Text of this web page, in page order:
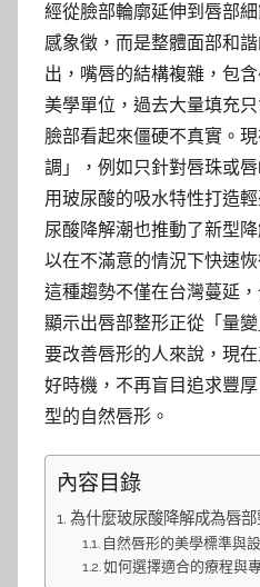
經從臉部輪廓延伸到唇部
感象徵，而是整體面部和
出，嘴唇的結構複雜，包
美學單位，過去大量填充
臉部看起來僵硬不真實。
調」，例如只針對唇珠或
用玻尿酸的吸水特性打造
尿酸降解潮也推動了新型
以在不滿意的情況下快速
這種趨勢不僅在台灣蔓延
顯示出唇部整形正從「量
要改善唇形的人來說，現
好時機，不再盲目追求豐
型的自然唇形。
內容目錄
為什麼玻尿酸降解成為唇
自然唇形的美學標準與
如何選擇適合的療程與